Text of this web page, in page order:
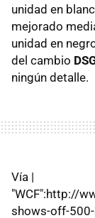
unidad en
mejorado
unidad en
del cambio
ningún detalle.
Vía |
"WCF":http://
shows-off-